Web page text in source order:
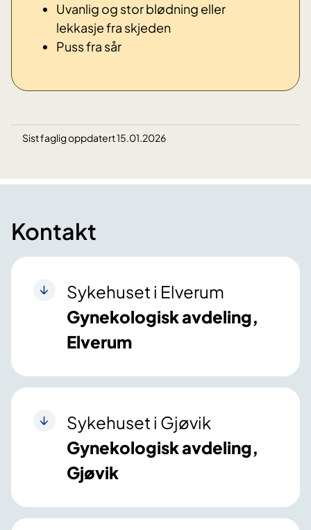
Uvanlig og storblødning eller
lekkasjefra skjeden
Puss fra sår
Sist faglig oppdatert 15.01.2026
Kontakt
Sykehuset i Elverum
Gynekologisk avdeling,
Elverum
Sykehuset i Gjøvik
Gynekologisk avdeling,
Gjøvik